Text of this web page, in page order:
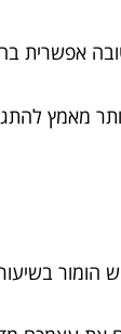
אפשרית
מאמץ
הומור